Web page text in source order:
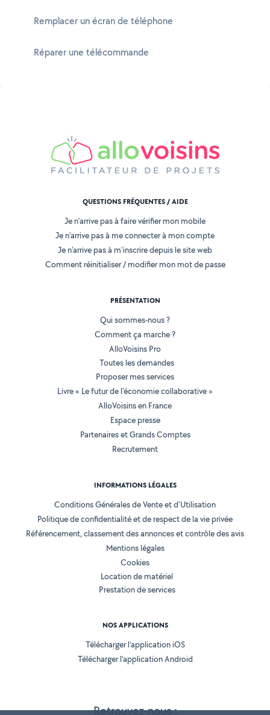
Remplacer un écran de téléphone
Réparer une télécommande
Retrouvez-nous :
QUESTIONS FRÉQUENTES / AIDE
Je n'arrive pas à faire vérifier mon mobile
Je n'arrive pas à me connecter à mon compte
Je n'arrive pas à m'inscrire depuis le site web
Comment réinitialiser / modifier mon mot de passe
PRÉSENTATION
Qui sommes-nous ?
Comment ça marche ?
AlloVoisins Pro
Toutes les demandes
Proposer mes services
Livre « Le futur de l'économie collaborative »
AlloVoisins en France
Espace presse
Partenaires et Grands Comptes
Recrutement
INFORMATIONS LÉGALES
Conditions Générales de Vente et d'Utilisation
Politique de confidentialité et de respect de la vie privée
Référencement, classement des annonces et contrôle des avis
Mentions légales
Cookies
Location de matériel
Prestation de services
NOS APPLICATIONS
Télécharger l’application iOS
Télécharger l’application Android